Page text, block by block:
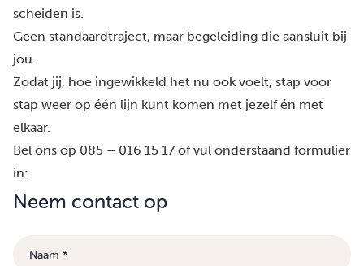
scheiden is.
Geen standaardtraject, maar begeleiding die aansluit bij
jou.
Zodat jij, hoe ingewikkeld het nu ook voelt, stap voor
stap weer op één lijn kunt komen met jezelf én met
elkaar.
Bel ons op 085 – 016 15 17 of vul onderstaand formulier
in:
Neem contact op